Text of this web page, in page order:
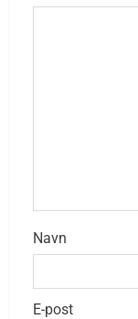
Navn
E-post